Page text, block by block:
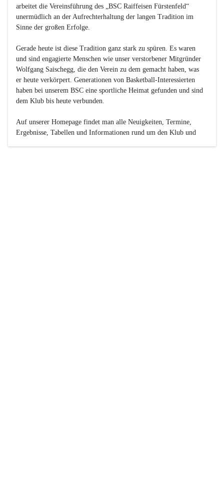
arbeitet die Vereinsführung des „BSC Raiffeisen Fürstenfeld“
unermüdlich an der Aufrechterhaltung der langen Tradition im
Sinne der großen Erfolge.
Gerade heute ist diese Tradition ganz stark zu spüren. Es waren
und sind engagierte Menschen wie unser verstorbener Mitgründer
Wolfgang Saischegg, die den Verein zu dem gemacht haben, was
er heute verkörpert. Generationen von Basketball-Interessierten
haben bei unserem BSC eine sportliche Heimat gefunden und sind
dem Klub bis heute verbunden.
Auf unserer Homepage findet man alle Neuigkeiten, Termine,
Ergebnisse, Tabellen und Informationen rund um den Klub und